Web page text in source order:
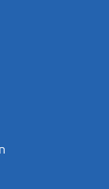
lassen
Aufteilung
ein Fahrzeug
und